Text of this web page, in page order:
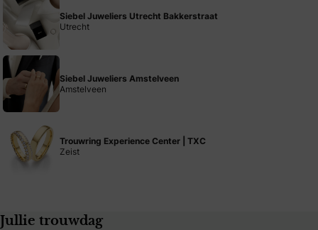
Siebel Juweliers Utrecht Bakkerstraat
Utrecht
Siebel Juweliers Amstelveen
Amstelveen
Trouwring Experience Center | TXC
Zeist
Jullie trouwdag